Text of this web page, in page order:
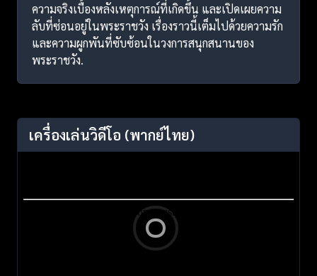
ความจริงเบื้องหลังเหตุการณ์ที่เกิดขึ้น และเปิดเผยความ
ลับที่ซ่อนอยู่ในพระราชวัง เรื่องราวนี้เต็มไปด้วยความรัก
และความผูกพันที่ซับซ้อนในวงการสนุกสนานของ
พระราชวัง.
เครื่องเล่นวิดีโอ (พากย์ไทย)